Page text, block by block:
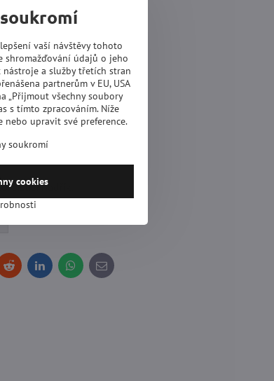
čistící hadřík.
RedditLinkedInWhatsApp
E-
mail
vaší návštěvy tohoto
shromažďování údajů o jeho
a služby třetích stran
partnerům v EU, USA
„Přijmout všechny soubory
s tímto zpracováním. Níže
upravit své preference.
soukromí
cookies